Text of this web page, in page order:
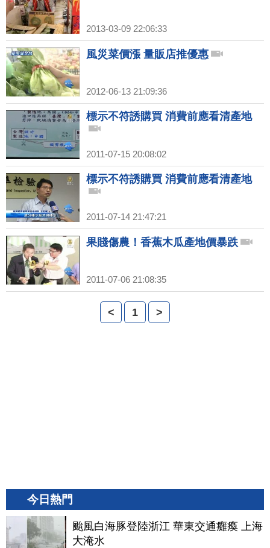
2013-03-09 22:06:33
風災菜價漲 量販店推優惠
2012-06-13 21:09:36
標示不符誘購買 消費前應看清產地
2011-07-15 20:08:02
標示不符誘購買 消費前應看清產地
2011-07-14 21:47:21
果賤傷農！香蕉木瓜產地價暴跌
2011-07-06 21:08:35
< 1 >
今日熱門
颱風白海豚登陸浙江 華東交通癱瘓 上海
大淹水